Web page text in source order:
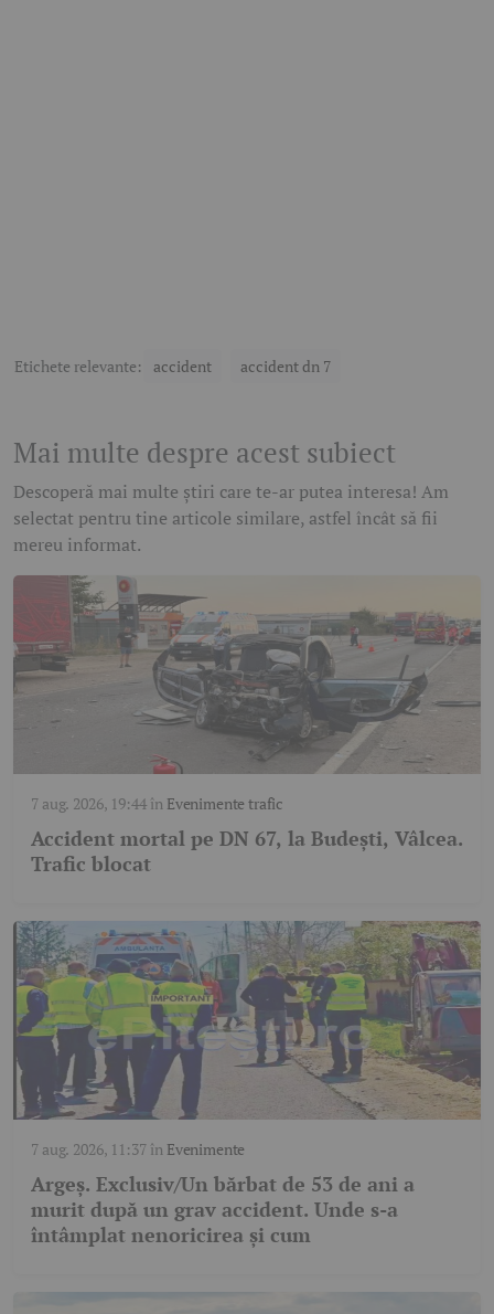
Etichete relevante: accident accident dn 7
Mai multe despre acest subiect
Descoperă mai multe știri care te-ar putea interesa! Am
selectat pentru tine articole similare, astfel încât să fii
mereu informat.
7 aug. 2026, 19:44în Evenimente trafic
Accident mortal pe DN 67, la Budești, Vâlcea.
Trafic blocat
7 aug. 2026, 11:37în Evenimente
Argeș. Exclusiv/Un bărbat de 53 de ani a
murit după un grav accident. Unde s-a
întâmplat nenoricirea și cum